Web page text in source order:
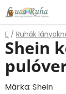
Ugrás
fő
tartalomhoz
Kezdőlap
/ Ruhák
Shein
Márka: Shein